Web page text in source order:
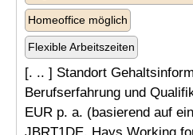
Homeoffice möglich
Flexible Arbeitszeiten
[. .. ] Standort
Berufserfahrung und
EUR p. a. (basierend auf